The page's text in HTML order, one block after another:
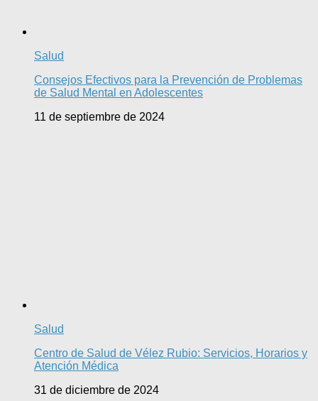
Salud
Consejos Efectivos para la Prevención de Problemas
de Salud Mental en Adolescentes
11 de septiembre de 2024
Salud
Centro de Salud de Vélez Rubio: Servicios, Horarios y
Atención Médica
31 de diciembre de 2024